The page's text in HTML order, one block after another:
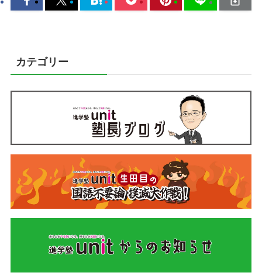
カテゴリー